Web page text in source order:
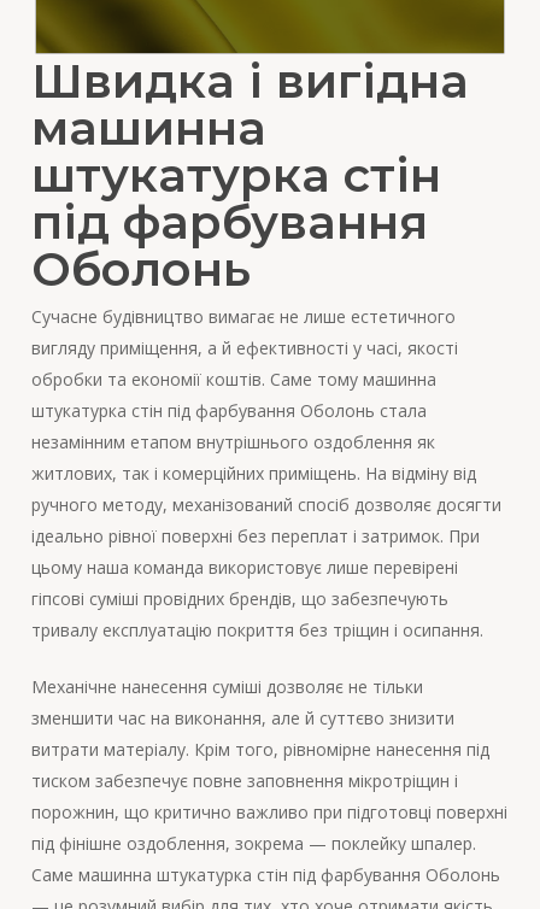
Швидка і вигідна
машинна
штукатурка стін
під фарбування
Оболонь
Сучасне будівництво вимагає не лише естетичного
вигляду приміщення, а й ефективності у часі, якості
обробки та економії коштів. Саме тому машинна
штукатурка стін під фарбування Оболонь стала
незамінним етапом внутрішнього оздоблення як
житлових, так і комерційних приміщень. На відміну від
ручного методу, механізований спосіб дозволяє досягти
ідеально рівної поверхні без переплат і затримок. При
цьому наша команда використовує лише перевірені
гіпсові суміші провідних брендів, що забезпечують
тривалу експлуатацію покриття без тріщин і осипання.
Механічне нанесення суміші дозволяє не тільки
зменшити час на виконання, але й суттєво знизити
витрати матеріалу. Крім того, рівномірне нанесення під
тиском забезпечує повне заповнення мікротріщин і
порожнин, що критично важливо при підготовці поверхні
під фінішне оздоблення, зокрема — поклейку шпалер.
Саме машинна штукатурка стін під фарбування Оболонь